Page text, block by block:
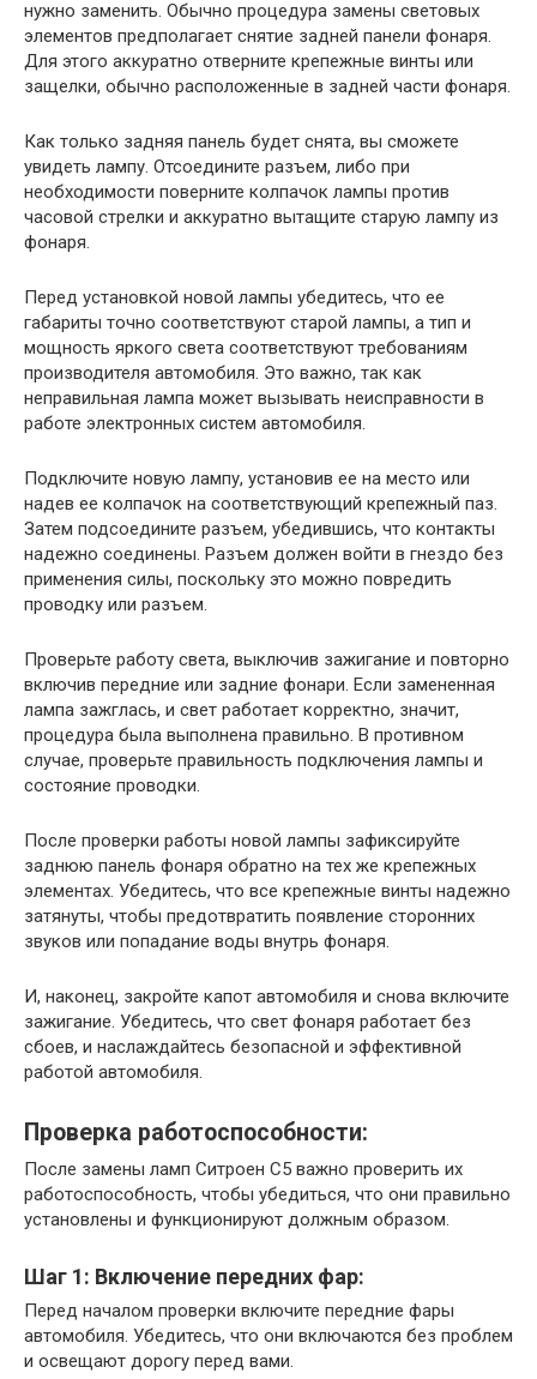
нужно заменить. Обычно процедура замены световых
элементов предполагает снятие задней панели фонаря.
Для этого аккуратно отверните крепежные винты или
защелки, обычно расположенные в задней части фонаря.
Как только задняя панель будет снята, вы сможете
увидеть лампу. Отсоедините разъем, либо при
необходимости поверните колпачок лампы против
часовой стрелки и аккуратно вытащите старую лампу из
фонаря.
Перед установкой новой лампы убедитесь, что ее
габариты точно соответствуют старой лампы, а тип и
мощность яркого света соответствуют требованиям
производителя автомобиля. Это важно, так как
неправильная лампа может вызывать неисправности в
работе электронных систем автомобиля.
Подключите новую лампу, установив ее на место или
надев ее колпачок на соответствующий крепежный паз.
Затем подсоедините разъем, убедившись, что контакты
надежно соединены. Разъем должен войти в гнездо без
применения силы, поскольку это можно повредить
проводку или разъем.
Проверьте работу света, выключив зажигание и повторно
включив передние или задние фонари. Если замененная
лампа зажглась, и свет работает корректно, значит,
процедура была выполнена правильно. В противном
случае, проверьте правильность подключения лампы и
состояние проводки.
После проверки работы новой лампы зафиксируйте
заднюю панель фонаря обратно на тех же крепежных
элементах. Убедитесь, что все крепежные винты надежно
затянуты, чтобы предотвратить появление сторонних
звуков или попадание воды внутрь фонаря.
И, наконец, закройте капот автомобиля и снова включите
зажигание. Убедитесь, что свет фонаря работает без
сбоев, и наслаждайтесь безопасной и эффективной
работой автомобиля.
Проверка работоспособности:
После замены ламп Ситроен С5 важно проверить их
работоспособность, чтобы убедиться, что они правильно
установлены и функционируют должным образом.
Шаг 1: Включение передних фар:
Перед началом проверки включите передние фары
автомобиля. Убедитесь, что они включаются без проблем
и освещают дорогу перед вами.